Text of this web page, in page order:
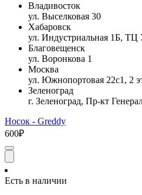
Владивосток
ул. Выселковая 30
Хабаровск
ул. Индустриальная 1Б,
Благовещенск
ул. Воронкова 1
Москва
ул. Южнопортовая 22с1, 2
Зеленоград
г. Зеленоград, Пр-кт
Носок - Greddy
600₽
Есть в наличии